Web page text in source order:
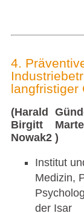
4.
langfristiger
(Harald
Birgitt
Nowak2 )
Institut
Medizin,
der Isar